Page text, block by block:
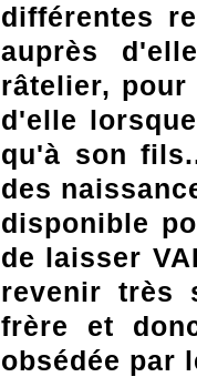
différentes
auprès
râtelier, pour
d'elle
qu'à son
des
disponible
de laisser
revenir très
frère et
obsédée par